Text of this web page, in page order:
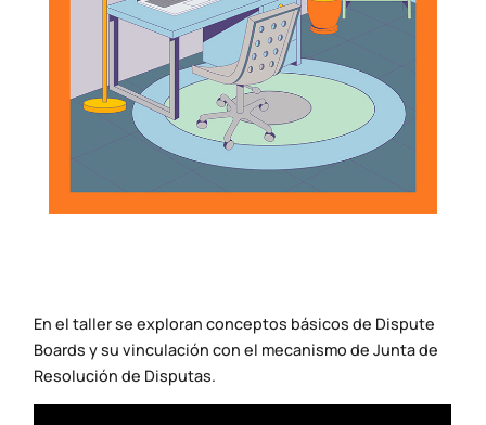
En el taller se exploran conceptos básicos de Dispute
Boards y su vinculación con el mecanismo de Junta de
Resolución de Disputas.